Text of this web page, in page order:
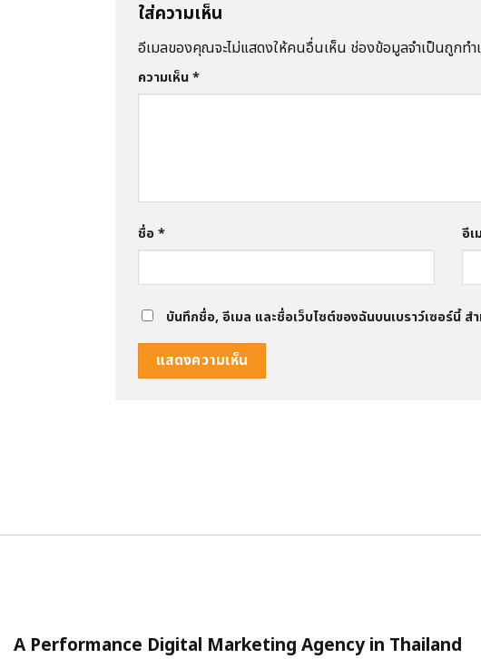
ใส่ความเห็น
อีเมลของคุณจะไม่แสดงให้คนอื่นเห็น ช่องข้อมูลจำเป็นถูกทำ
ความเห็น*
ชื่อ* อีเ
บันทึกชื่อ, อีเมล และชื่อเว็บไซต์ของฉันบนเบราว์เซอร์นี้ ส
A Performance Digital Marketing Agency in Thailand